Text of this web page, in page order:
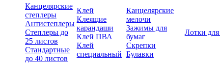
Канцелярские
степлеры
Антистеплеры
Степлеры до
25 листов
Стандартные
до 40 листов
Клей
Клеящие
карандаши
Клей ПВА
Клей
специальный
Канцелярские
мелочи
Зажимы для
бумаг
Скрепки
Булавки
Лотки